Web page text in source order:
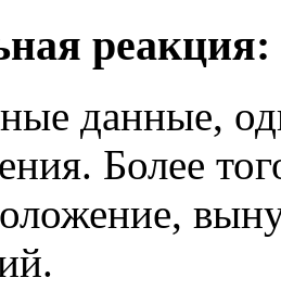
реакция:
данные,
Более